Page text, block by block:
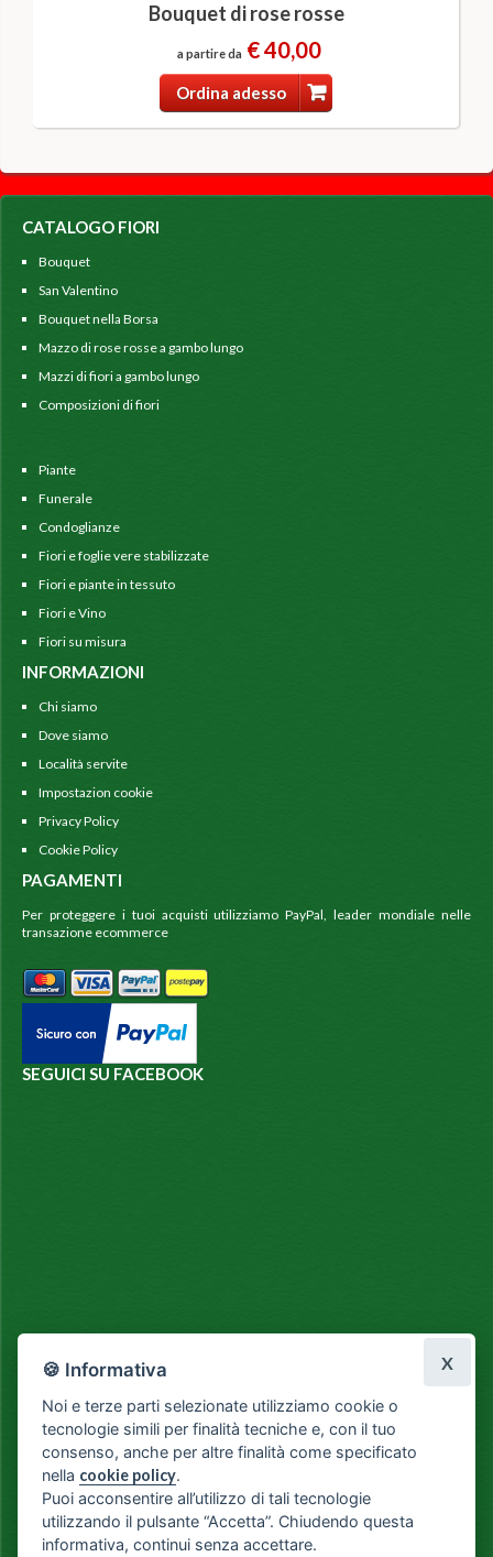
Bouquet di rose rosse
a partire da € 40,00
Ordina adesso
CATALOGO FIORI
Bouquet
San Valentino
Bouquet nella Borsa
Mazzo di rose rosse a gambo lungo
Mazzi di fiori a gambo lungo
Composizioni di fiori
Piante
Funerale
Condoglianze
Fiori e foglie vere stabilizzate
Fiori e piante in tessuto
Fiori e Vino
Fiori su misura
INFORMAZIONI
Chi siamo
Dove siamo
Località servite
Impostazion cookie
Privacy Policy
Cookie Policy
PAGAMENTI
Per proteggere i tuoi acquisti utilizziamo PayPal, leader mondiale nelle
transazione ecommerce
SEGUICI SU FACEBOOK
🍪 Informativa
Noi e terze parti selezionate utilizziamo cookie o
tecnologie simili per finalità tecniche e, con il tuo
consenso, anche per altre finalità come specificato
nella cookie policy.
Puoi acconsentire all’utilizzo di tali tecnologie
utilizzando il pulsante “Accetta”. Chiudendo questa
informativa, continui senza accettare.
X